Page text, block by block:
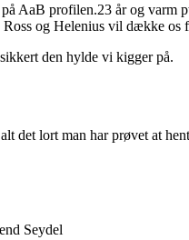
AaB profilen.23 år og
og Helenius vil dække os
den hylde vi kigger på.
det lort man har prøvet at
Seydel